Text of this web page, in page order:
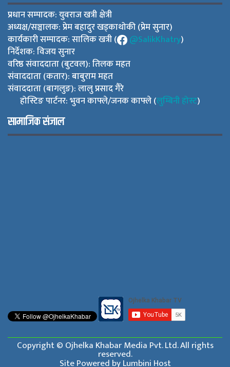
प्रधान सम्पादक: युवराज खत्री क्षेत्री
अध्यक्ष/सञ्चालक: प्रेम बहादुर खड्काथोकी (प्रेम सुनार)
कार्यकारी सम्पादक: सालिक खत्री (
@SalikKhatry)
निर्देशक: विजय सुनार
वरिष्ठ संवाददाता (बुटवल): तिलक महत
संवाददाता (कतार): बाबुराम महत
संवाददाता (बागलुङ): लालु प्रसाद गैरे
होस्टिङ पार्टनर: भुवन काफ्ले/जनक काफ्ले (लुम्बिनी होस्ट)
सामाजिक संजाल
Copyright © Ojhelka Khabar Media Pvt. Ltd. All rights
reserved.
Site Powered byLumbini Host